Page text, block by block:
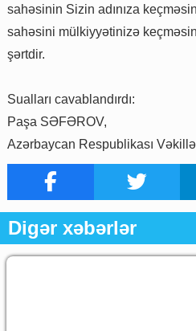
sahəsinin Sizin adınıza
sahəsini mülkiyyətinizə
şərtdir.
Sualları cavablandırdı:
Paşa SƏFƏROV,
Azərbaycan Respublikası
Digər xəbərlər